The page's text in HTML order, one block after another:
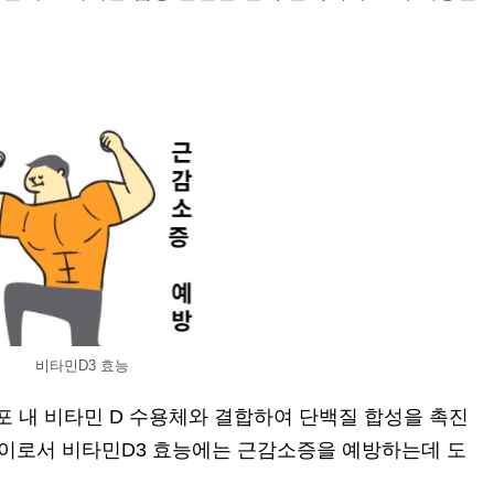
비타민D3 효능
내 비타민 D 수용체와 결합하여 단백질 합성을 촉진
로서 비타민D3 효능에는 근감소증을 예방하는데 도